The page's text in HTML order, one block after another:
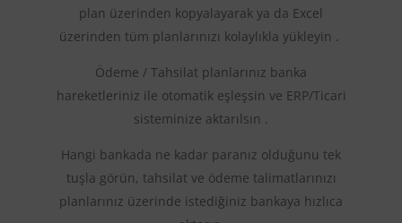
plan üzerinden kopyalayarak ya da Excel
üzerinden tüm planlarınızı kolaylıkla yükleyin .
Ödeme / Tahsilat planlarınız banka
hareketleriniz ile otomatik eşleşsin ve ERP/Ticari
sisteminize aktarılsın .
Hangi bankada ne kadar paranız olduğunu tek
tuşla görün, tahsilat ve ödeme talimatlarınızı
planlarınız üzerinde istediğiniz bankaya hızlıca